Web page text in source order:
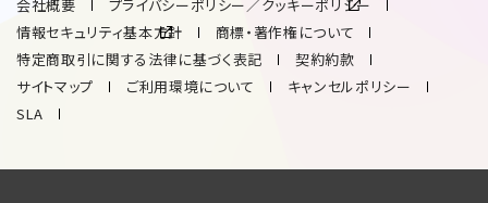
会社概要
プライバシーポリシー／クッキーポリシー
情報セキュリティ基本方針
商標・著作権について
特定商取引に関する法律に基づく表記
契約約款
サイトマップ
ご利用環境について
キャンセルポリシー
SLA